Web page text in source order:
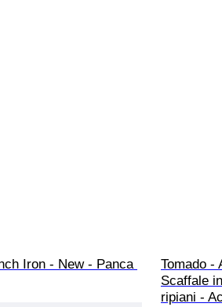
Iron - New - Panca
Tomado -
Scaffale
ripiani -